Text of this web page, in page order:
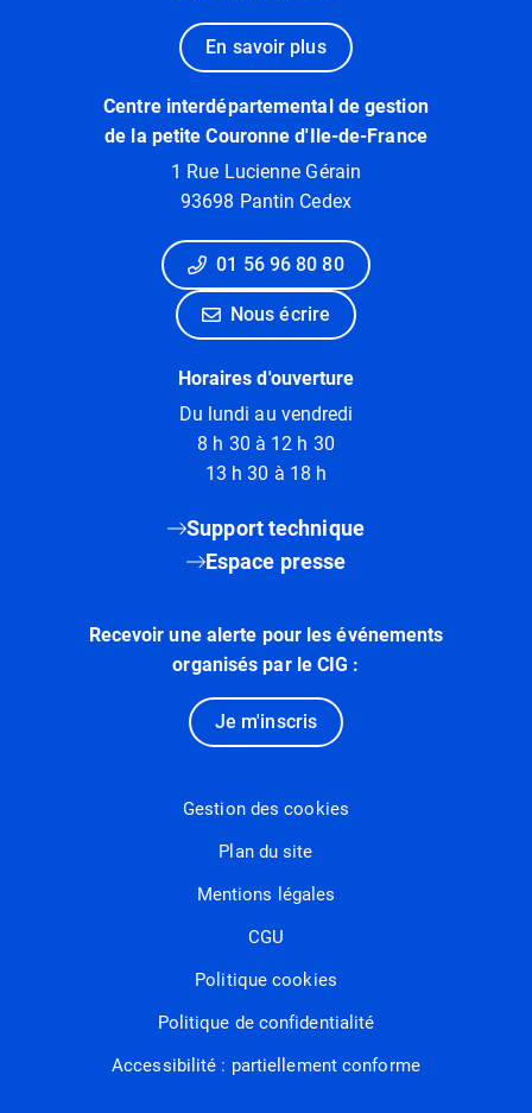
En savoir plus
Centre interdépartemental de gestion
de la petite Couronne d'Ile-de-France
1 Rue Lucienne Gérain
93698 Pantin Cedex
01 56 96 80 80
Nous écrire
Horaires d'ouverture
Du lundi au vendredi
8 h 30 à 12 h 30
13 h 30 à 18 h
Support technique
Espace presse
Recevoir une alerte pour les événements
organisés par le CIG :
Je m'inscris
Gestion des cookies
Plan du site
Mentions légales
CGU
Politique cookies
Politique de confidentialité
Accessibilité : partiellement conforme